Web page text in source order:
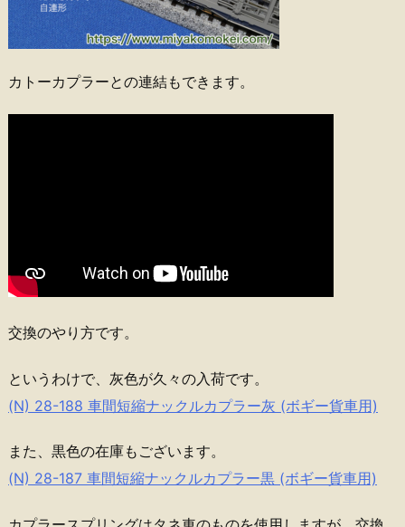
カトーカプラーとの連結もできます。
交換のやり方です。
というわけで、灰色が久々の入荷です。
(N) 28-188 車間短縮ナックルカプラー灰 (ボギー貨車用)
また、黒色の在庫もございます。
(N) 28-187 車間短縮ナックルカプラー黒 (ボギー貨車用)